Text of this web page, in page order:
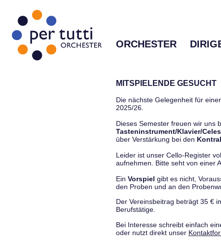
ORCHESTER
MITSPIELENDE GESUCHT
Die nächste Gelegenheit für
2025/26.
Dieses Semester freuen wir uns
Tasteninstrument/Klavier/
über Verstärkung bei den
Leider ist unser Cello-Register
aufnehmen. Bitte seht von einer
Ein Vorspiel gibt es nicht,
den Proben und an den
Der Vereinsbeitrag beträgt 35 €
Berufstätige.
Bei Interesse schreibt einfach
oder nutzt direkt unser